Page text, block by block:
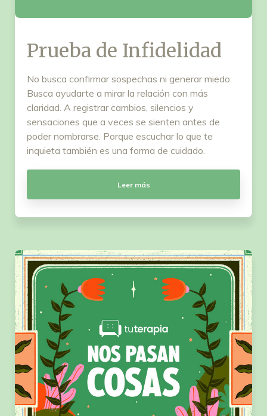
Prueba de Infidelidad
No busca confirmar sospechas ni generar miedo.
Busca ayudarte a mirar la relación con más
claridad. A registrar cambios, silencios y
sensaciones que a veces se sienten antes de
poder nombrarse. Porque escuchar lo que te
inquieta también es una forma de cuidado.
Leer más